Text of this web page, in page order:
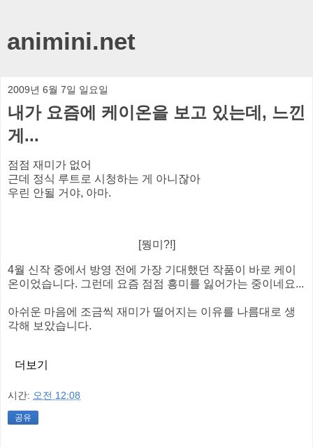
animini.net
2009년 6월 7일 일요일
내가 요즘에 케이온을 보고 있는데, 느낀
게...
점점 재미가 없어
근데 정식 루트로 시청하는 게 아니잖아
우린 안될 거야, 아마.
[뭥미?!]
4월 신작 중에서 방영 전에 가장 기대했던 작품이 바로 케이
온이었습니다. 그런데 요즘 점점 흥미를 잃어가는 중이네요...
아쉬운 마음에 조금씩 재미가 떨어지는 이유를 나름대로 생
각해 보았습니다.
더보기
시간: 오전 12:08
공유